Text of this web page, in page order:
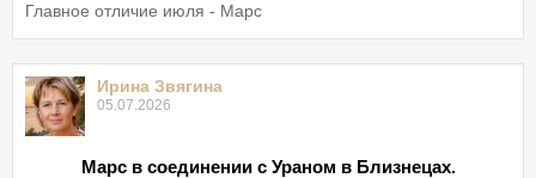
Главное отличие июля - Марс
Ирина Звягина
05.07.2026
Марс в соединении с Ураном в Близнецах.